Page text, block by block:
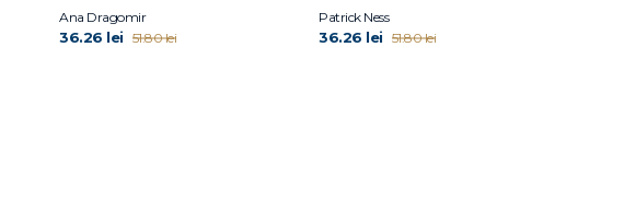
Ana Dragomir
36.26 lei 51.80 lei
Patrick Ness
36.26 lei 51.80 lei